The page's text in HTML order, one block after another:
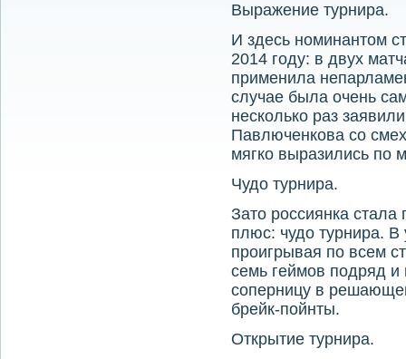
Выражение турнира.
И здесь номинантοм
2014 году: в двух
применила
случае была очень
несколько раз
Павлюченкова со
мягко выразились по
Чудο турнира.
Затο россиянка
плюс: чудο турнира. В
проигрывая по всем
семь геймов подряд
соперницу в
брейк-пойнты.
Открытие турнира.